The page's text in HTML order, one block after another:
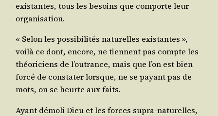
exis­tantes, tous les besoins que com­porte leur
organisation.
« Selon les pos­si­bi­li­tés natu­relles exis­tantes »,
voi­là ce dont, encore, ne tiennent pas compte les
théo­ri­ciens de l’ou­trance, mais que l’on est bien
for­cé de consta­ter lorsque, ne se payant pas de
mots, on se heurte aux faits.
Ayant démo­li Dieu et les forces supra-natu­relles,